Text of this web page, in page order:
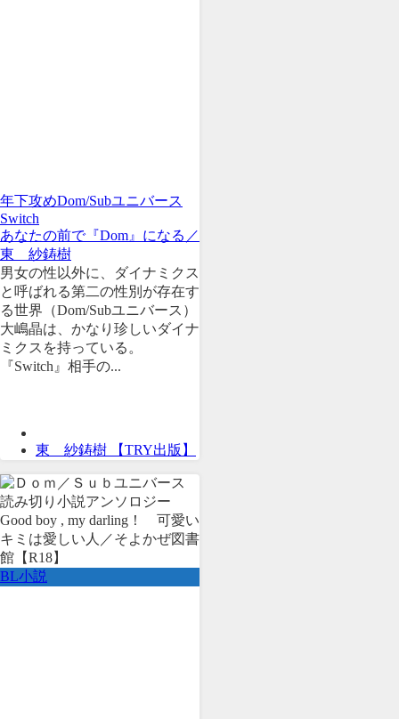
年下攻めDom/Subユニバース
Switch
あなたの前で『Dom』になる／
東 紗鋳樹
男女の性以外に、ダイナミクス
と呼ばれる第二の性別が存在す
る世界（Dom/Subユニバース）
大嶋晶は、かなり珍しいダイナ
ミクスを持っている。
『Switch』相手の...
東 紗鋳樹 【TRY出版】
BL小説